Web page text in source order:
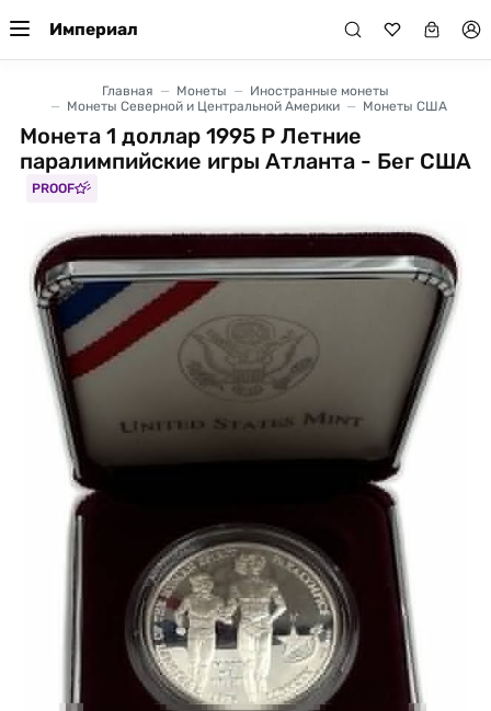
Империал
Главная Монеты
Иностранные монеты
Монеты Северной и Центральной Америки
Монеты США
Монета 1 доллар 1995 P Летние
паралимпийские игры Атланта - Бег США
PROOF